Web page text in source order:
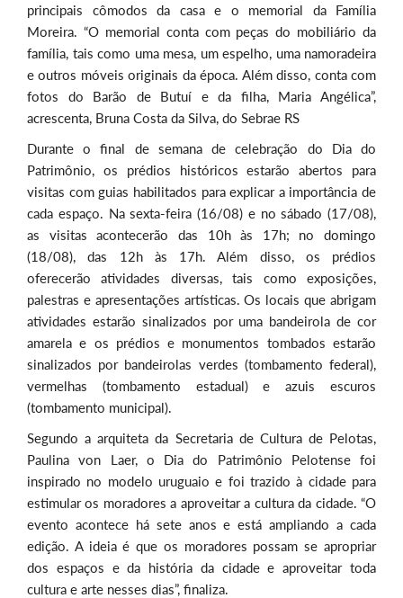
principais cômodos da casa e o memorial da Família
Moreira. “O memorial conta com peças do mobiliário da
família, tais como uma mesa, um espelho, uma namoradeira
e outros móveis originais da época. Além disso, conta com
fotos do Barão de Butuí e da filha, Maria Angélica”,
acrescenta, Bruna Costa da Silva, do Sebrae RS
Durante o final de semana de celebração do Dia do
Patrimônio, os prédios históricos estarão abertos para
visitas com guias habilitados para explicar a importância de
cada espaço. Na sexta-feira (16/08) e no sábado (17/08),
as visitas acontecerão das 10h às 17h; no domingo
(18/08), das 12h às 17h. Além disso, os prédios
oferecerão atividades diversas, tais como exposições,
palestras e apresentações artísticas. Os locais que abrigam
atividades estarão sinalizados por uma bandeirola de cor
amarela e os prédios e monumentos tombados estarão
sinalizados por bandeirolas verdes (tombamento federal),
vermelhas (tombamento estadual) e azuis escuros
(tombamento municipal).
Segundo a arquiteta da Secretaria de Cultura de Pelotas,
Paulina von Laer, o Dia do Patrimônio Pelotense foi
inspirado no modelo uruguaio e foi trazido à cidade para
estimular os moradores a aproveitar a cultura da cidade. “O
evento acontece há sete anos e está ampliando a cada
edição. A ideia é que os moradores possam se apropriar
dos espaços e da história da cidade e aproveitar toda
cultura e arte nesses dias”, finaliza.